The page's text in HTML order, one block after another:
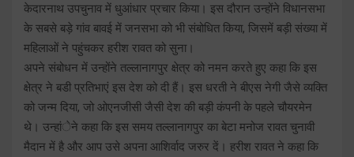
केदारनाथ उपचुनाव में धुआंधार प्रचार किया। इस दौरान उन्होंने विधानसभा
के सबसे बड़े गांव बावई में जनसभा को भी संबोधित किया, जिसमें बड़ी संख्या में
महिलाओं ने पहुंचकर हरीश रावत को सुना।
अपने संबोधन में उन्होंने तल्लानागपुर क्षेत्र को नमन करते हुए कहा कि इस
क्षेत्र ने बडी प्रतिभाएं इस देश को दी हैं। इस धरती ने बीएस नेगी जैसे व्यक्ति
को जन्म दिया, जो ओएनजीसी जैसी देश की बड़ी कंपनी के पहले चौयरमेन
थे। उन्हांेने कहा कि इस समय तल्लानागपुर का बेटा मनोज रावत चुनावी
मैदान में है और आप उसे अपना आशिर्वाद जरुर दें। हरीश रावत ने कहा कि